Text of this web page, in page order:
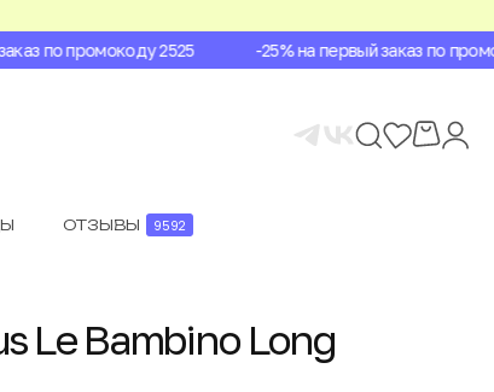
по промокоду 2525 -25% на первый заказ по
ОТЗЫВЫ 9592
Le Bambino Long